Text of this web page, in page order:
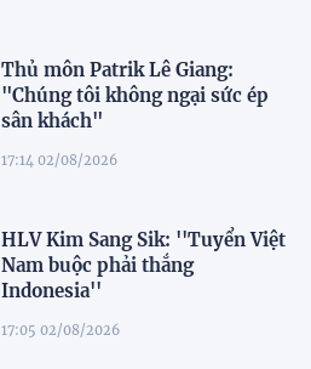
Thủ môn Patrik Lê Giang:
"Chúng tôi không ngại sức ép
sân khách"
17:14 02/08/2026
HLV Kim Sang Sik: ''Tuyển Việt
Nam buộc phải thắng
Indonesia''
17:05 02/08/2026